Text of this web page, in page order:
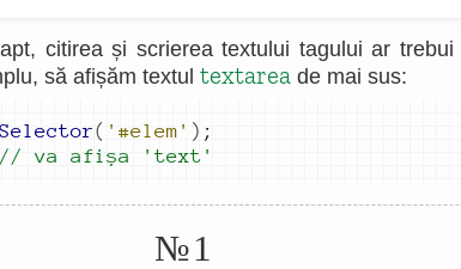
citirea și scrierea textului tagului ar
să afișăm textul textarea de mai sus:
( '#elem' ) ;
// va afișa 'text'
№1